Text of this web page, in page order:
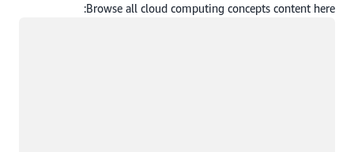
Browse all cloud computing concepts content here: